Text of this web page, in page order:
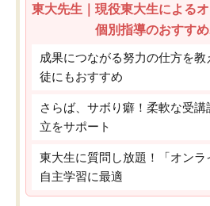
東大先生｜現役東大生による
個別指導のおすす
成果につながる努力の仕方を
徒にもおすすめ
さらば、サボり癖！柔軟な受
立をサポート
東大生に質問し放題！「オン
自主学習に最適